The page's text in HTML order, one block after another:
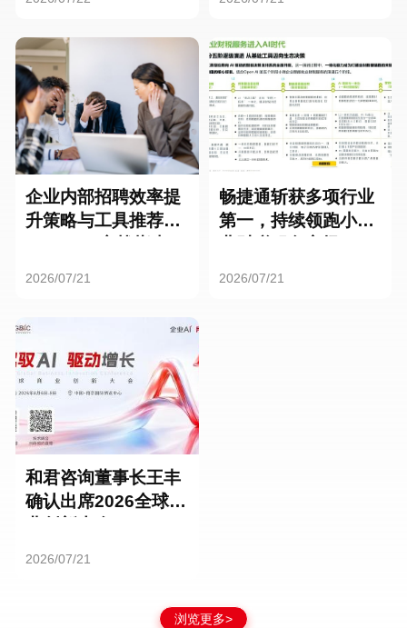
企业内部招聘效率提
升策略与工具推荐：
2026/07/21
畅捷通斩获多项行业
第一，持续领跑小微
2026/07/21
和君咨询董事长王丰
确认出席2026全球商
2026/07/21
浏览更多>